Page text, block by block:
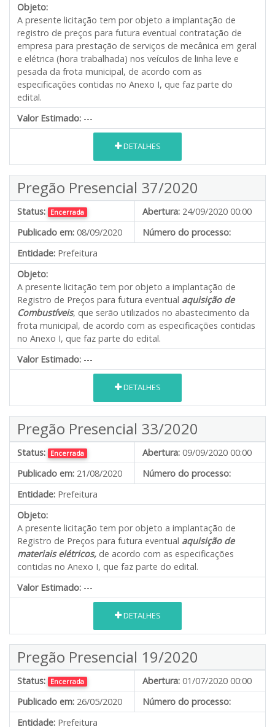
Objeto:
A presente licitação tem por objeto a implantação de
registro de preços para futura eventual contratação de
empresa para prestação de serviços de mecânica em geral
e elétrica (hora trabalhada) nos veículos de linha leve e
pesada da frota municipal, de acordo com as
especificações contidas no Anexo I, que faz parte do
edital.
Valor Estimado: ---
DETALHES
Pregão Presencial 37/2020
Status: Encerrada Abertura: 24/09/2020 00:00
Publicado em: 08/09/2020
Número do processo:
Entidade: Prefeitura
Objeto:
A presente licitação tem por objeto a implantação de
Registro de Preços para futura eventual aquisição de
Combustíveis, que serão utilizados no abastecimento da
frota municipal, de acordo com as especificações contidas
no Anexo I, que faz parte do edital.
Valor Estimado: ---
DETALHES
Pregão Presencial 33/2020
Status: Encerrada Abertura: 09/09/2020 00:00
Publicado em: 21/08/2020
Número do processo:
Entidade: Prefeitura
Objeto:
A presente licitação tem por objeto a implantação de
Registro de Preços para futura eventual aquisição de
materiais elétricos, de acordo com as especificações
contidas no Anexo I, que faz parte do edital.
Valor Estimado: ---
DETALHES
Pregão Presencial 19/2020
Status: Encerrada Abertura: 01/07/2020 00:00
Publicado em: 26/05/2020
Número do processo:
Entidade: Prefeitura